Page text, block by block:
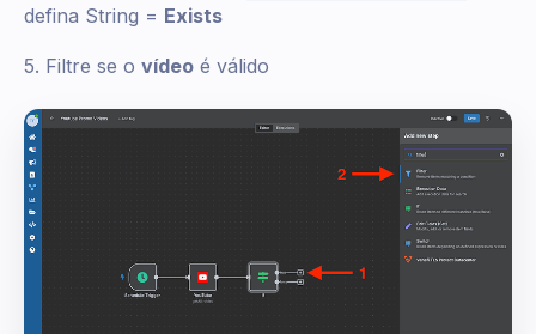
defina String = Exists
5. Filtre se o vídeo é válido